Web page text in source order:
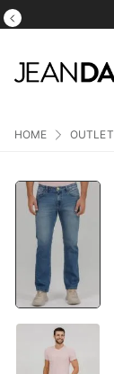
OUTLET